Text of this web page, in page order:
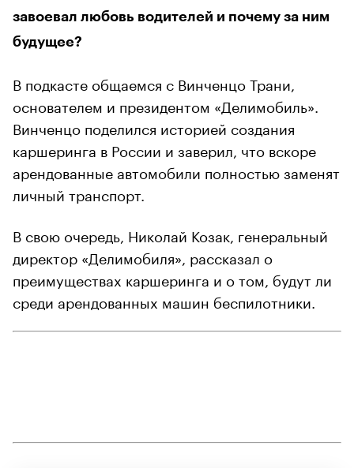
завоевал любовь водителей и почему за ним
будущее?
В подкасте общаемся с Винченцо Трани,
основателем и президентом «Делимобиль».
Винченцо поделился историей создания
каршеринга в России и заверил, что вскоре
арендованные автомобили полностью заменят
личный транспорт.
В свою очередь, Николай Козак, генеральный
директор «Делимобиля», рассказал о
преимуществах каршеринга и о том, будут ли
среди арендованных машин беспилотники.